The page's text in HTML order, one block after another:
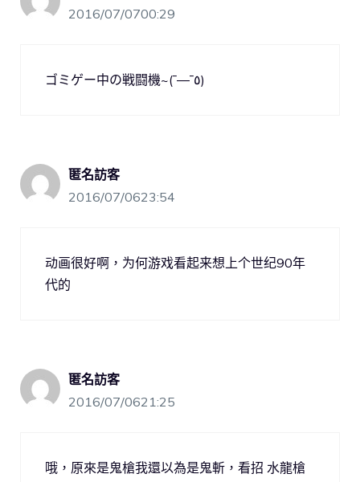
2016/07/0700:29
ゴミゲー中の戦闘機~(¯―¯٥)
匿名訪客
2016/07/0623:54
动画很好啊，为何游戏看起来想上个世纪90年
代的
匿名訪客
2016/07/0621:25
哦，原來是鬼槍我還以為是鬼斬，看招 水龍槍